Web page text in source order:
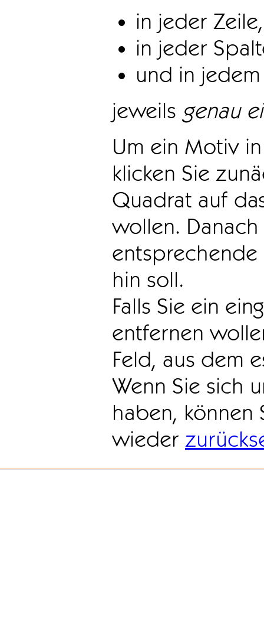
in jeder Zeile,
in jeder
und in
jeweils genau
Um ein Motiv
klicken Sie
Quadrat auf
wollen.
hin soll.
Falls Sie ein
entfernen
Feld, aus dem
Wenn Sie sich
haben, können
wieder